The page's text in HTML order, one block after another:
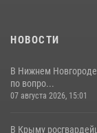
НОВОСТИ
В Нижнем Новгороде
по вопро...
07 августа 2026, 15:01
В Крыму